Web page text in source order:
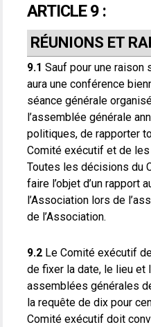
ARTICLE 9 :
RÉUNIONS ET
9.1 Sauf pour une raison
aura une conférence
séance générale
l’assemblée générale
politiques, de rapporter
Comité exécutif et de les
Toutes les décisions du
faire l’objet d’un rapport
l’Association lors de
de l’Association.
9.2 Le Comité exécutif
de fixer la date, le lieu et
assemblées générales
la requête de dix pour
Comité exécutif doit